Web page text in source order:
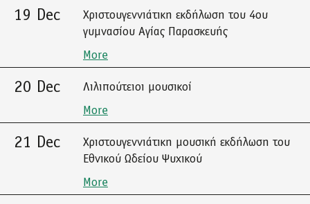
19 Dec
Χριστουγεννιάτικη εκδήλωση του 4ου
γυμνασίου Αγίας Παρασκευής
More
20 Dec
Λιλιπούτειοι μουσικοί
More
21 Dec
Χριστουγεννιάτικη μουσική εκδήλωση του
Εθνικού Ωδείου Ψυχικού
More